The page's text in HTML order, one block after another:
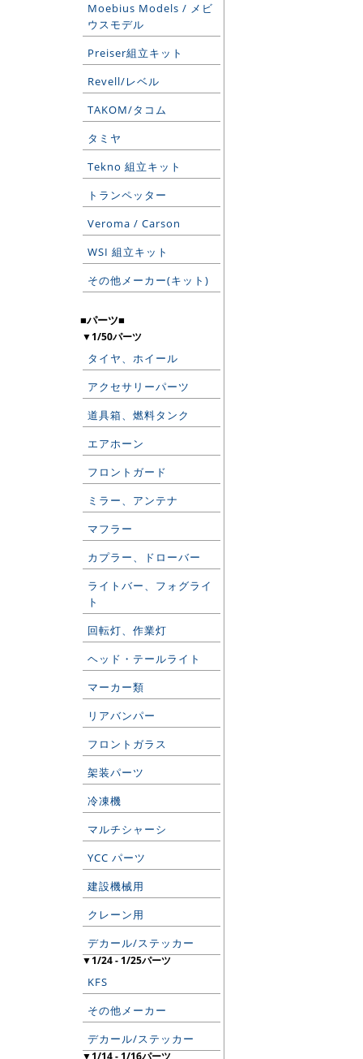
Moebius Models / メビ
ウスモデル
Preiser組立キット
Revell/レベル
TAKOM/タコム
タミヤ
Tekno 組立キット
トランペッター
Veroma / Carson
WSI 組立キット
その他メーカー(キット)
■パーツ■
▼1/50パーツ
タイヤ、ホイール
アクセサリーパーツ
道具箱、燃料タンク
エアホーン
フロントガード
ミラー、アンテナ
マフラー
カプラー、ドローバー
ライトバー、フォグライ
ト
回転灯、作業灯
ヘッド・テールライト
マーカー類
リアバンパー
フロントガラス
架装パーツ
冷凍機
マルチシャーシ
YCC パーツ
建設機械用
クレーン用
デカール/ステッカー
▼1/24 - 1/25パーツ
KFS
その他メーカー
デカール/ステッカー
▼1/14 - 1/16パーツ